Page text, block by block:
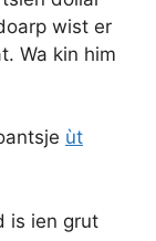
wist er
Wa kin him
ùt
is ien grut